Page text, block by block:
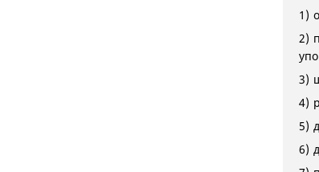
1)
2)
3)
4)
5)
6)